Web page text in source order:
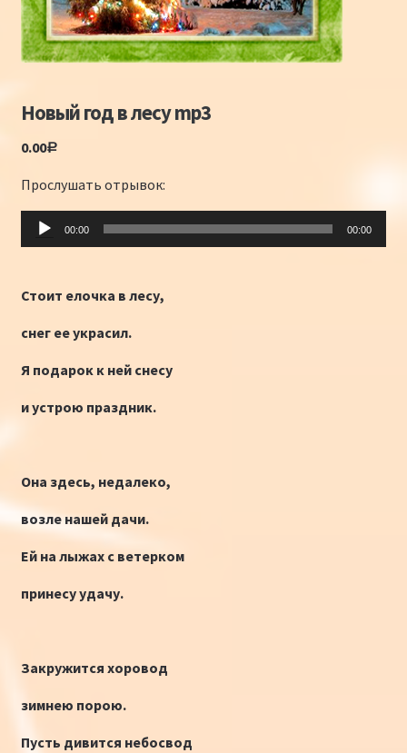
Конкурсы
Интернет-конкурс чтецов «Созвучие 2018»
Наши участники и победители
Страничка победителей 2017
Новый год в лесу mp3
0.00Р
Прослушать отрывок:
Аудиоплеер
00:00 00:00
Стоит елочка в лесу,
снег ее украсил.
Я подарок к ней снесу
и устрою праздник.
Она здесь, недалеко,
возле нашей дачи.
Ей на лыжах с ветерком
принесу удачу.
Закружится хоровод
зимнею порою.
Пусть дивится небосвод